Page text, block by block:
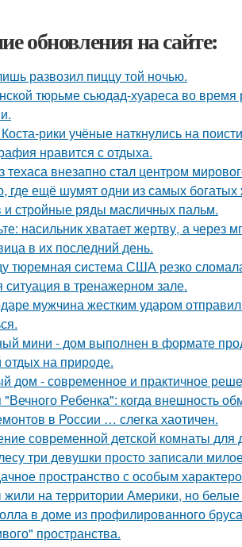
обновления на сайте:
развозил пиццу той ночью.
тюрьме сьюдад-хуареса во
рики учёные наткнулись на
нравится с отдыха.
техаса внезапно стал центром
где ещё шумят одни из самых
и стройные ряды масличных пальм.
насильник хватает жертву, а через
в их последний день.
тюремная система США резко
ситуация в тренажерном зале.
мужчина жестким ударом
мини - дом выполнен в формате
на природе.
дом - современное и практичное
"Вечного Ребенка": когда внешность
в России … слегка хаотичен.
современной детской комнаты для
три девушки просто записали
пространство с особым
на территории Америки, но белые
в доме из профилированного
пространства.